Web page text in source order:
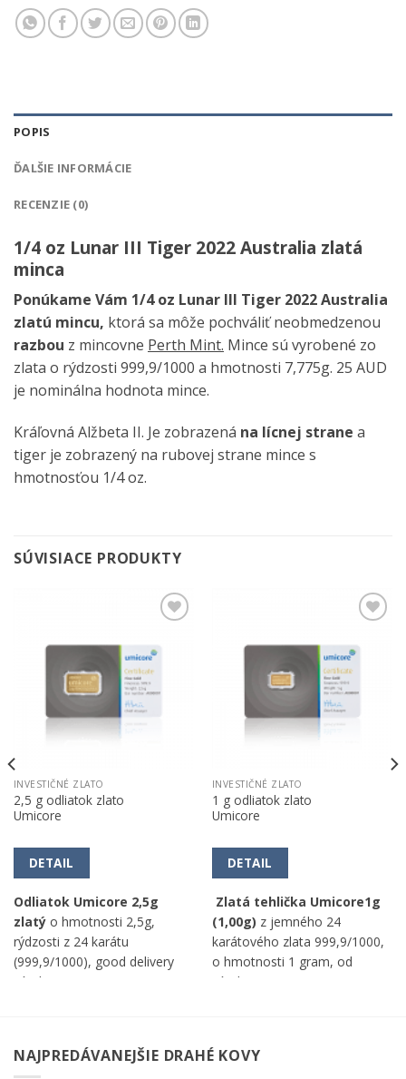
POPIS
ĎALŠIE INFORMÁCIE
RECENZIE (0)
1/4 oz Lunar III Tiger 2022 Australia zlatá
minca
Ponúkame Vám 1/4 oz Lunar III Tiger 2022 Australia
zlatú mincu, ktorá sa môže pochváliť neobmedzenou
razbou z mincovne Perth Mint. Mince sú vyrobené zo
zlata o rýdzosti 999,9/1000 a hmotnosti 7,775g. 25 AUD
je nominálna hodnota mince.
Kráľovná Alžbeta II. Je zobrazená na lícnej strane a
tiger je zobrazený na rubovej strane mince s
hmotnosťou 1/4 oz.
SÚVISIACE PRODUKTY
obľúbeným
INVESTIČNÉ ZLATO
2,5 g odliatok zlato
Umicore
DETAIL
Odliatok Umicore 2,5g
zlatýo hmotnosti 2,5g,
rýdzosti z 24 karátu
(999,9/1000), good delivery
výrobca Umicore.
obľúbeným
INVESTIČNÉ ZLATO
1 g odliatok zlato
Umicore
DETAIL
Zlatá tehlička Umicore1g
(1,00g) z jemného 24
karátového zlata 999,9/1000,
o hmotnosti 1 gram, od
výrobcu Umicore.
NAJPREDÁVANEJŠIE DRAHÉ KOVY